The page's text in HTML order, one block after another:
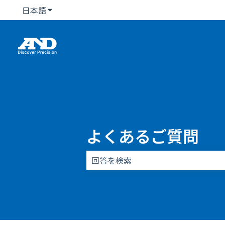
日本語翻訳のサブメニューを表示
よくあるご質問